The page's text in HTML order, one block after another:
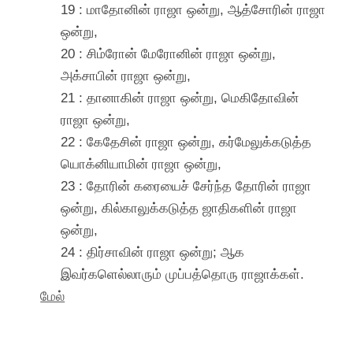
19 : மாதோனின் ராஜா ஒன்று, ஆத்சோரின் ராஜா
ஒன்று,
20 : சிம்ரோன் மேரோனின் ராஜா ஒன்று,
அக்சாபின் ராஜா ஒன்று,
21 : தானாகின் ராஜா ஒன்று, மெகிதோவின்
ராஜா ஒன்று,
22 : கேதேசின் ராஜா ஒன்று, கர்மேலுக்கடுத்த
யொக்னியாமின் ராஜா ஒன்று,
23 : தோரின் கரையைச் சேர்ந்த தோரின் ராஜா
ஒன்று, கில்காலுக்கடுத்த ஜாதிகளின் ராஜா
ஒன்று,
24 : திர்சாவின் ராஜா ஒன்று; ஆக
இவர்களெல்லாரும் முப்பத்தொரு ராஜாக்கள்.
மேல்